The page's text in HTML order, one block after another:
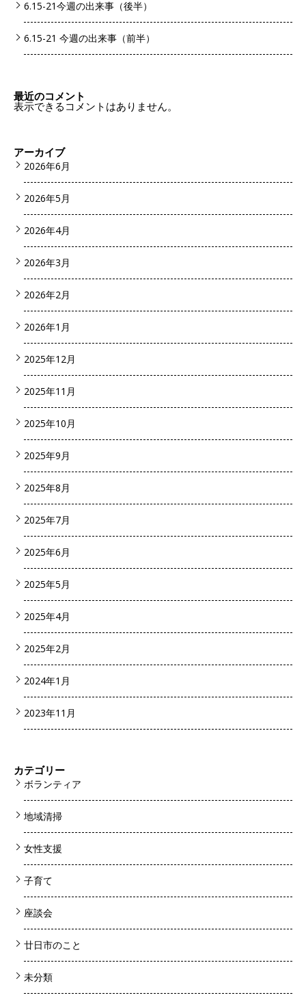
6.15-21今週の出来事（後半）
6.15-21 今週の出来事（前半）
最近のコメント
表示できるコメントはありません。
アーカイブ
2026年6月
2026年5月
2026年4月
2026年3月
2026年2月
2026年1月
2025年12月
2025年11月
2025年10月
2025年9月
2025年8月
2025年7月
2025年6月
2025年5月
2025年4月
2025年2月
2024年1月
2023年11月
カテゴリー
ボランティア
地域清掃
女性支援
子育て
座談会
廿日市のこと
未分類